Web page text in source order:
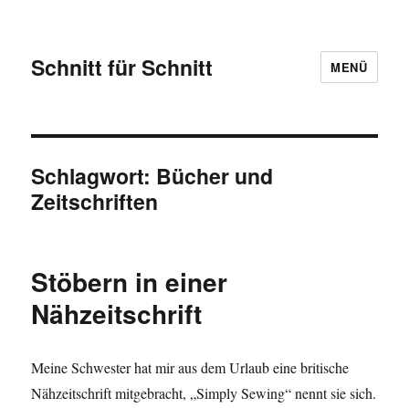
Schnitt für Schnitt MENÜ
Schlagwort: Bücher und
Zeitschriften
Stöbern in einer
Nähzeitschrift
Meine Schwester hat mir aus dem Urlaub eine britische
Nähzeitschrift mitgebracht, „Simply Sewing“ nennt sie sich.